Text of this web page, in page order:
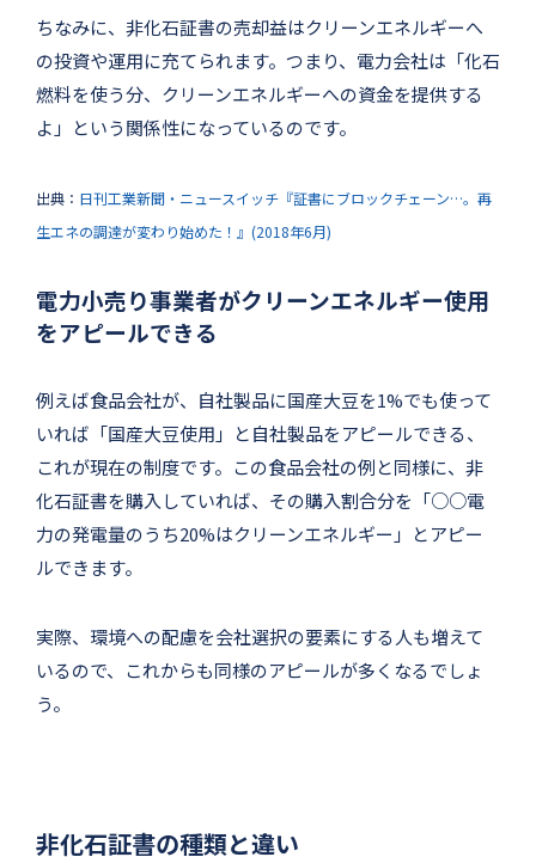
ちなみに、非化石証書の売却益はクリーンエネルギーへ
の投資や運用に充てられます。つまり、電力会社は「化石
燃料を使う分、クリーンエネルギーへの資金を提供する
よ」という関係性になっているのです。
出典： 日刊工業新聞・ニュースイッチ『証書にブロックチェーン…。再
生エネの調達が変わり始めた！』(2018年6月)
電力小売り事業者がクリーンエネルギー使用
をアピールできる
例えば食品会社が、自社製品に国産大豆を1%でも使って
いれば「国産大豆使用」と自社製品をアピールできる、
これが現在の制度です。この食品会社の例と同様に、非
化石証書を購入していれば、その購入割合分を「○○電
力の発電量のうち20%はクリーンエネルギー」とアピー
ルできます。
実際、環境への配慮を会社選択の要素にする人も増えて
いるので、これからも同様のアピールが多くなるでしょ
う。
非化石証書の種類と違い